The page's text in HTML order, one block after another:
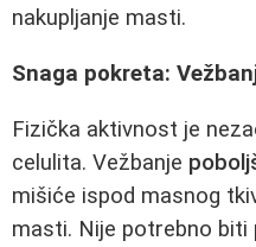
nakupljanje masti.
Snaga pokreta:
Fizička aktivnost je
celulita. Vežbanje
mišiće ispod masnog
masti. Nije potrebno